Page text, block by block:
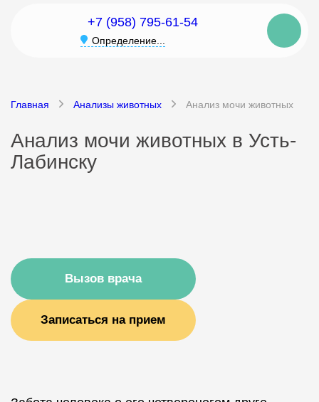
+7 (958) 795-61-54
Определение...
Главная Анализы животных Анализ мочи животных
Анализ мочи животных в Усть-
Лабинску
Вызов врача
Записаться на прием